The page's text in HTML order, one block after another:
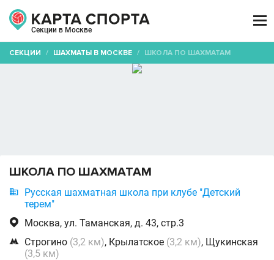
Секции в Москве

СЕКЦИИ / ШАХМАТЫ В МОСКВЕ / ШКОЛА ПО ШАХМАТАМ
ШКОЛА ПО ШАХМАТАМ

Русская шахматная школа при клубе "Детский
терем"
 Москва, ул. Таманская, д. 43, стр.3
 Строгино (3,2 км), Крылатское (3,2 км), Щукинская
(3,5 км)